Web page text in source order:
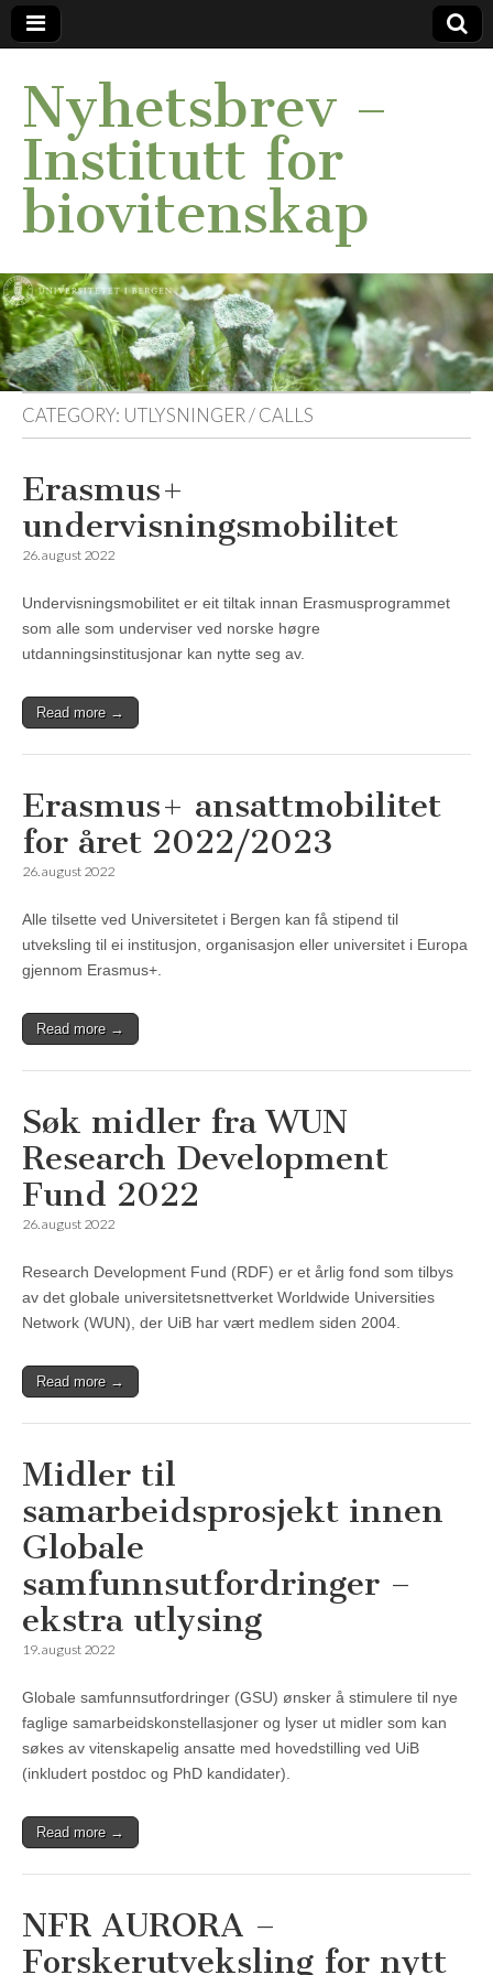
Nyhetsbrev –
Institutt for
biovitenskap
CATEGORY: UTLYSNINGER / CALLS
Erasmus+
undervisningsmobilitet
26. august 2022
Undervisningsmobilitet er eit tiltak innan Erasmusprogrammet
som alle som underviser ved norske høgre
utdanningsinstitusjonar kan nytte seg av.
Read more →
Erasmus+ ansattmobilitet
for året 2022/2023
26. august 2022
Alle tilsette ved Universitetet i Bergen kan få stipend til
utveksling til ei institusjon, organisasjon eller universitet i Europa
gjennom Erasmus+.
Read more →
Søk midler fra WUN
Research Development
Fund 2022
26. august 2022
Research Development Fund (RDF) er et årlig fond som tilbys
av det globale universitetsnettverket Worldwide Universities
Network (WUN), der UiB har vært medlem siden 2004.
Read more →
Midler til
samarbeidsprosjekt innen
Globale
samfunnsutfordringer –
ekstra utlysing
19. august 2022
Globale samfunnsutfordringer (GSU) ønsker å stimulere til nye
faglige samarbeidskonstellasjoner og lyser ut midler som kan
søkes av vitenskapelig ansatte med hovedstilling ved UiB
(inkludert postdoc og PhD kandidater).
Read more →
NFR AURORA –
Forskerutveksling for nytt